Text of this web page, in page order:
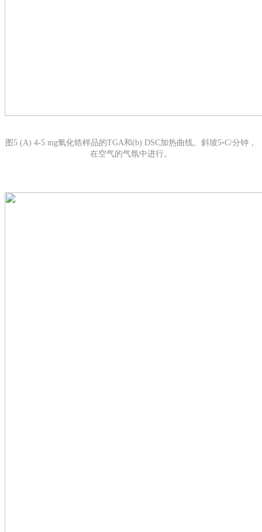
图5 (A) 4-5 mg氧化锆样品的TGA和(b) DSC加热曲线。斜坡5◦C/分钟，
在空气的气氛中进行。